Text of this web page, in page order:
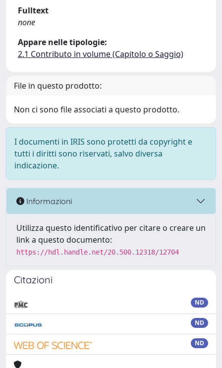
Fulltext
none
Appare nelle tipologie:
2.1 Contributo in volume (Capitolo o Saggio)
File in questo prodotto:
Non ci sono file associati a questo prodotto.
I documenti in IRIS sono protetti da copyright e
tutti i diritti sono riservati, salvo diversa
indicazione.
Informazioni
Utilizza questo identificativo per citare o creare un
link a questo documento:
https://hdl.handle.net/20.500.12318/12704
Citazioni
ND
ND
ND